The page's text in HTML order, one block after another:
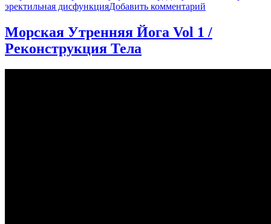
эректильная дисфункцияДобавить комментарий
Как
укрепить
Морская Утренняя Йога Vol 1 /
Реконструкция Тела